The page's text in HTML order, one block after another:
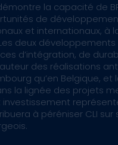
la capacité de
de
et internationaux, à
deux
d’intégration, de
des réalisations
qu’en Belgique, et
la lignée des projets
investissement
à péréniser CLI sur